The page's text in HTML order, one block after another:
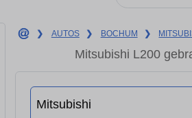
❯ AUTOS ❯ BOCHUM ❯
Mitsubishi L200